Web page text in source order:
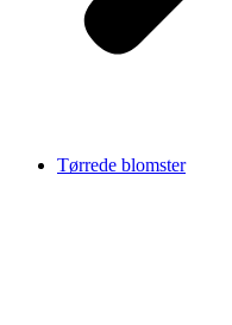
Tørrede blomster